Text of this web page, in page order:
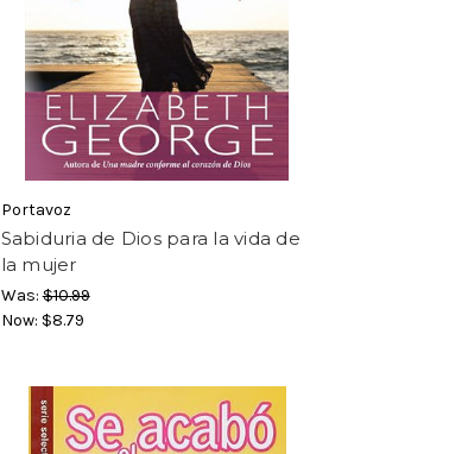
Portavoz
Sabiduria de Dios para la vida de
la mujer
Was:$10.99
Now: $8.79